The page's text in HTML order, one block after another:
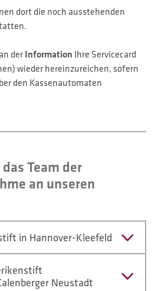
dort die noch ausstehenden
derInformation Ihre Servicecard
wieder hereinzureichen, sofern
den Kassenautomaten
Team der
an unseren
in Hannover-Kleefeld
Neustadt